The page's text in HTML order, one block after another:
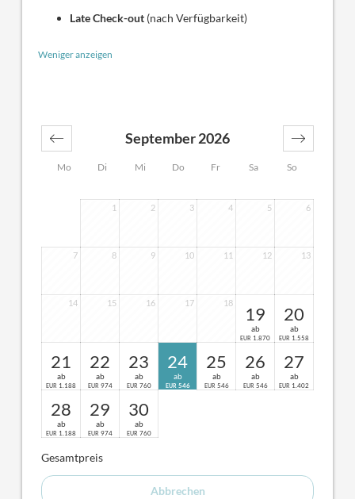
Late Check-out (nach Verfügbarkeit)
Weniger anzeigen
Mo Di Mi Do Fr Sa So
September 2026
1 2 3 4 5 6
7 8 9 10 11 12 13
14 15 16 17 18
19
ab
EUR 1.870
20
ab
EUR 1.558
21
ab
EUR 1.188
22
ab
EUR 974
23
ab
EUR 760
24
ab
EUR 546
25
ab
EUR 546
26
ab
EUR 546
27
ab
EUR 1.402
28
ab
EUR 1.188
29
ab
EUR 974
30
ab
EUR 760
Gesamtpreis
Abbrechen